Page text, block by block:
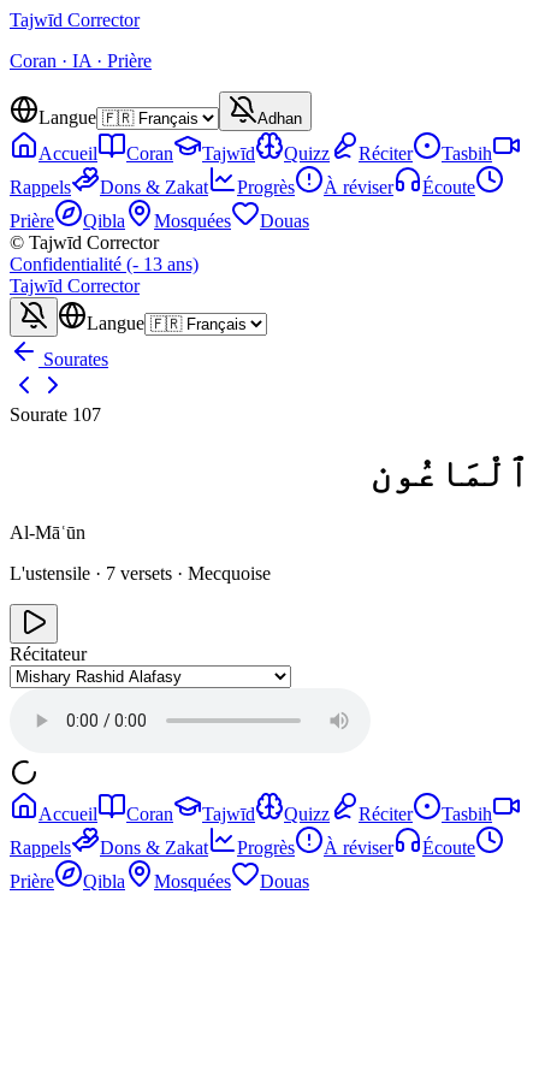
Tajwīd Corrector
Coran · IA · Prière
Langue Adhan
Accueil Coran Tajwīd Quizz Réciter
Tasbih
Rappels
Dons & Zakat Progrès À réviser
Écoute
Prière
Qibla Mosquées
Douas
© Tajwīd Corrector
Confidentialité (- 13 ans)
Tajwīd Corrector
Langue
Sourates
Sourate 107
ٱلْمَاعُون
Al-Māʿūn
L'ustensile · 7 versets · Mecquoise
Récitateur
Accueil Coran Tajwīd Quizz Réciter
Tasbih
Rappels
Dons & Zakat Progrès À réviser
Écoute
Prière
Qibla Mosquées Douas